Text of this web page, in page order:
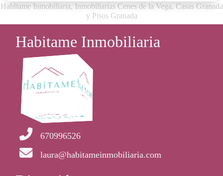
Habitame Inmobiliaria, Inmobiliarias Cenes de la Vega, Casas Granada
y Pisos Granada
Habitame Inmobiliaria
670996526
laura@habitameinmobiliaria.com